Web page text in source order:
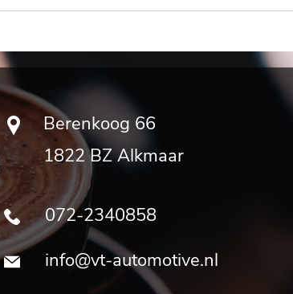
Berenkoog 66
1822 BZ Alkmaar
072-2340858
info@vt-automotive.nl